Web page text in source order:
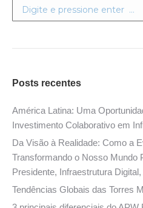
Search:
Posts recentes
América Latina: Uma
Investimento Colaborativo em
Da Visão à Realidade: Como a
Transformando o Nosso Mundo
Presidente, Infraestrutura
Tendências Globais das Torres